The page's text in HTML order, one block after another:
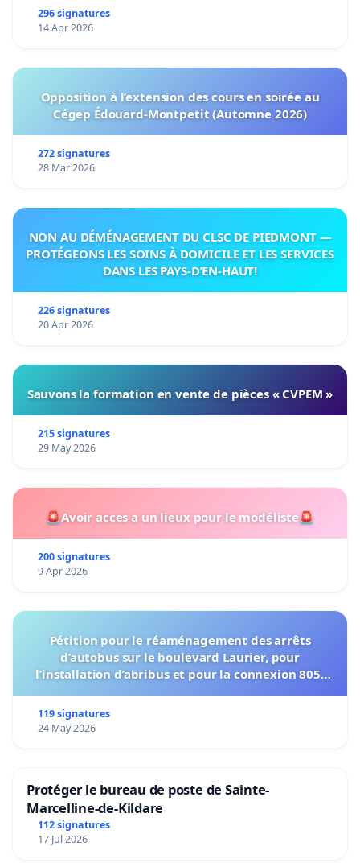
296 signatures
14 Apr 2026
Opposition à l’extension des cours en soirée au
Cégep Édouard-Montpetit (Automne 2026)
272 signatures
28 Mar 2026
NON AU DÉMÉNAGEMENT DU CLSC DE PIEDMONT —
PROTÉGEONS LES SOINS À DOMICILE ET LES SERVICES
DANS LES PAYS-D’EN-HAUT!
226 signatures
20 Apr 2026
Sauvons la formation en vente de pièces « CVPEM »
215 signatures
29 May 2026
🚨Avoir acces a un lieux pour le modéliste🚨
200 signatures
9 Apr 2026
Pétition pour le réaménagement des arrêts
d’autobus sur le boulevard Laurier, pour
l’installation d’abribus et pour la connexion 805-
119 signatures
24 May 2026
Protéger le bureau de poste de Sainte-
Marcelline-de-Kildare
112 signatures
17 Jul 2026